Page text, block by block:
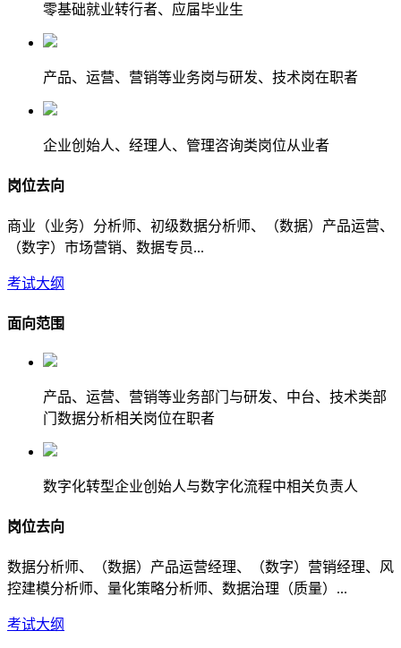
零基础就业转行者、应届毕业生
产品、运营、营销等业务岗与研发、技术岗在职者
企业创始人、经理人、管理咨询类岗位从业者
岗位去向
商业（业务）分析师、初级数据分析师、（数据）产品运营、
（数字）市场营销、数据专员...
考试大纲
面向范围
产品、运营、营销等业务部门与研发、中台、技术类部
门数据分析相关岗位在职者
数字化转型企业创始人与数字化流程中相关负责人
岗位去向
数据分析师、（数据）产品运营经理、（数字）营销经理、风
控建模分析师、量化策略分析师、数据治理（质量）...
考试大纲